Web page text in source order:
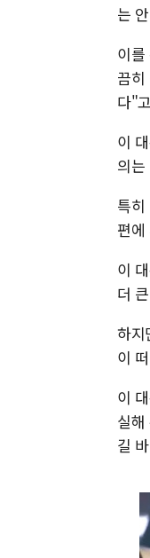
는
이
끔
다"
이
의
특
편
이
더
하지
이
이
실
길